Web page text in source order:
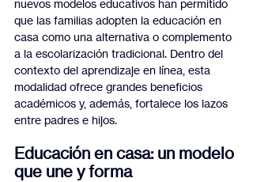
nuevos modelos educativos han permitido
que las familias adopten la educación en
casa como una alternativa o complemento
a la escolarización tradicional. Dentro del
contexto del aprendizaje en línea, esta
modalidad ofrece grandes beneficios
académicos y, además, fortalece los lazos
entre padres e hijos.
Educación en casa: un modelo
que une y forma